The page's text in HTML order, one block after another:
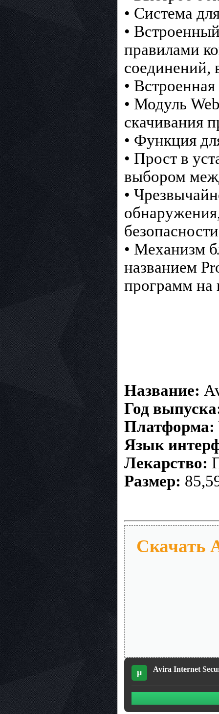
• Система
•
правилами
соединений,
•
• Модуль
скачивания
• Функция
• Прост в
выбором
•
• Механизм
названием
программ на
Название:
Год
Платформа:
Язык
Лекарство:
Размер:
Скачать
µ Avira Internet